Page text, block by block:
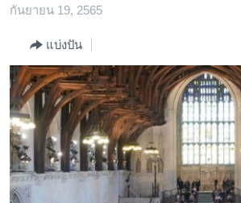
ข้าม
หลัก
ข้าม
ไป
การ
ค้นหา
สหรัฐฯ
ไทย
ธุรกิจ
วิทยาศาสตร์
สังคมและสุขภาพ
ไลฟ์สไตล์
ตรวจสอบข่าว
กันยายน 19, 2565
แบ่งปัน